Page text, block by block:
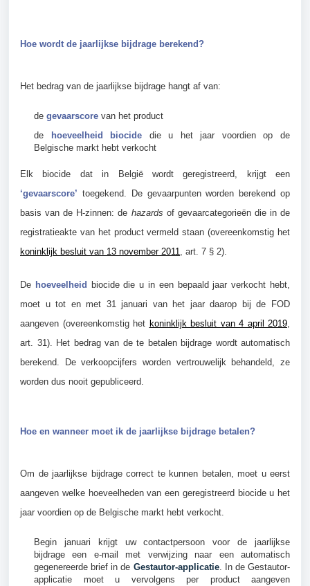
Hoe wordt de jaarlijkse bijdrage berekend?
Het bedrag van de jaarlijkse bijdrage hangt af van:
de gevaarscore van het product
de
hoeveelheid biocide die u het jaar voordien op de
Belgische markt hebt verkocht
Elk biocide dat in België wordt geregistreerd, krijgt een
‘gevaarscore’ toegekend. De gevaarpunten worden berekend op
basis van de H-zinnen: de hazards of gevaarcategorieën die in de
registratieakte van het product vermeld staan (overeenkomstig het
koninklijk besluit van 13 november 2011, art. 7 § 2).
De hoeveelheid
biocide die u in een bepaald jaar verkocht hebt,
moet u tot en met 31 januari van het jaar daarop bij de FOD
aangeven (overeenkomstig het koninklijk besluit van 4 april 2019,
art. 31). Het bedrag van de te betalen bijdrage wordt automatisch
berekend. De verkoopcijfers worden vertrouwelijk behandeld, ze
worden dus nooit gepubliceerd.
Hoe en wanneer moet ik de jaarlijkse bijdrage betalen?
Om de jaarlijkse bijdrage correct te kunnen betalen, moet u eerst
aangeven welke hoeveelheden van een geregistreerd biocide u het
jaar voordien op de Belgische markt hebt verkocht.
Begin januari krijgt uw contactpersoon voor de jaarlijkse
bijdrage een e-mail met verwijzing naar een automatisch
gegenereerde brief in de Gestautor-applicatie. In de Gestautor-
applicatie moet u vervolgens per product aangeven